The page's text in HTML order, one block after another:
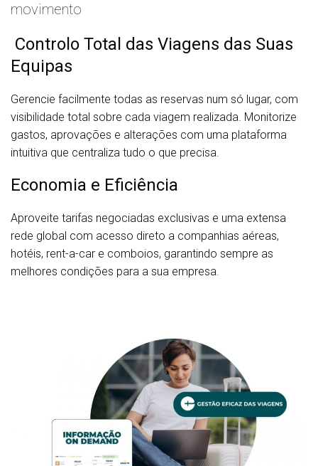
movimento
Controlo Total das Viagens das Suas
Equipas
Gerencie facilmente todas as reservas num só lugar, com
visibilidade total sobre cada viagem realizada. Monitorize
gastos, aprovações e alterações com uma plataforma
intuitiva que centraliza tudo o que precisa.
Economia e Eficiência
Aproveite tarifas negociadas exclusivas e uma extensa
rede global com acesso direto a companhias aéreas,
hotéis, rent-a-car e comboios, garantindo sempre as
melhores condições para a sua empresa.